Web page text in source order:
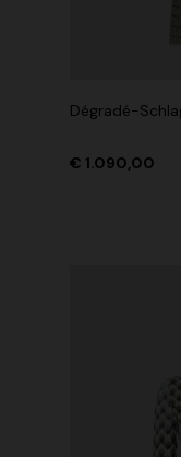
Dégradé-
€ 1.090,00